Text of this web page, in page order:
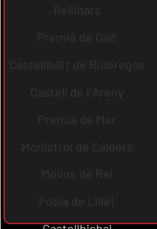
Rellinars
Premià de Dalt
Castellfollit de Riubregós
Castell de l´Areny
Premià de Mar
Monistrol de Calders
Molins de Rei
Pobla de Lillet